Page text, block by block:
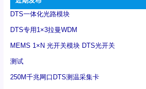
DTS一体化光路模块
DTS专用1×3拉曼WDM
MEMS 1×N 光开关模块 DTS光开关
测试
250M千兆网口DTS测温采集卡